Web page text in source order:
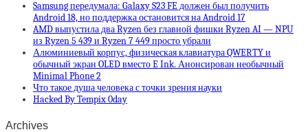
Samsung передумала: Galaxy S23 FE должен был получить
Android 18, но поддержка остановится на Android 17
AMD выпустила два Ryzen без главной фишки Ryzen AI — NPU
из Ryzen 5 439 и Ryzen 7 449 просто убрали
Алюминиевый корпус, физическая клавиатура QWERTY и
обычный экран OLED вместо E Ink. Анонсирован необычный
Minimal Phone 2
Что такое душа человека с точки зрения науки
Hacked By Tempix 0day
Archives